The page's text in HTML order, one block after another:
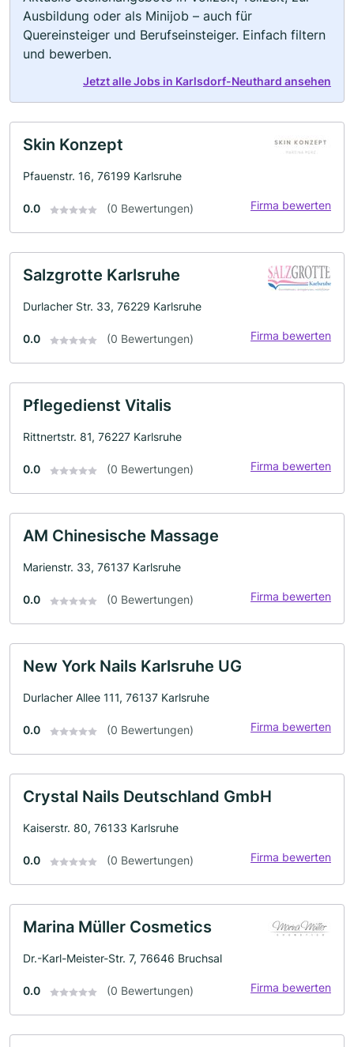
Ausbildung oder als Minijob – auch für
Quereinsteiger und Berufseinsteiger. Einfach filtern
und bewerben.
Jetzt alle Jobs in Karlsdorf-Neuthard ansehen
Skin Konzept
Pfauenstr. 16, 76199 Karlsruhe
0.0 (0 Bewertungen) Firma bewerten
Salzgrotte Karlsruhe
Durlacher Str. 33, 76229 Karlsruhe
0.0 (0 Bewertungen) Firma bewerten
Pflegedienst Vitalis
Rittnertstr. 81, 76227 Karlsruhe
0.0 (0 Bewertungen) Firma bewerten
AM Chinesische Massage
Marienstr. 33, 76137 Karlsruhe
0.0 (0 Bewertungen) Firma bewerten
New York Nails Karlsruhe UG
Durlacher Allee 111, 76137 Karlsruhe
0.0 (0 Bewertungen) Firma bewerten
Crystal Nails Deutschland GmbH
Kaiserstr. 80, 76133 Karlsruhe
0.0 (0 Bewertungen) Firma bewerten
Marina Müller Cosmetics
Dr.-Karl-Meister-Str. 7, 76646 Bruchsal
0.0 (0 Bewertungen) Firma bewerten